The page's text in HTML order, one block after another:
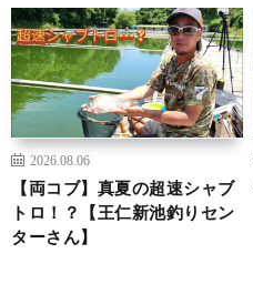
2026.08.06
【両コブ】真夏の超速シャブ
トロ！？【王仁新池釣りセン
ターさん】